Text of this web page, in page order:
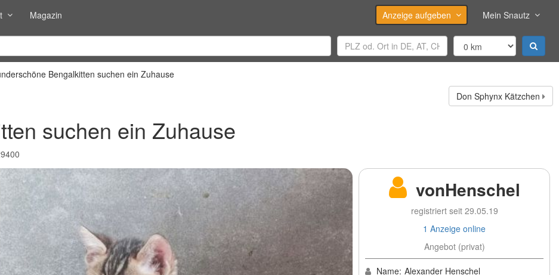
Magazin Anzeige aufgeben Mein Snautz
Bengalkitten suchen ein Zuhause
Don Sphynx Kätzchen
suchen ein Zuhause
vonHenschel
registriert seit 29.05.19
1 Anzeige online
Angebot (privat)
Name: Alexander Henschel